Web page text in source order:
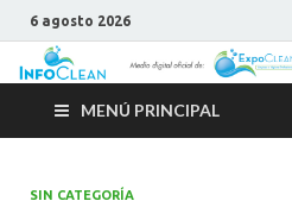
6 agosto 2026
MENÚ PRINCIPAL
SIN CATEGORÍA